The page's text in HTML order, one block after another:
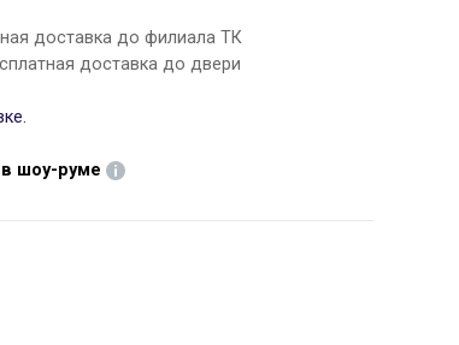
доставка до филиала ТК
доставка до двери
шоу-руме